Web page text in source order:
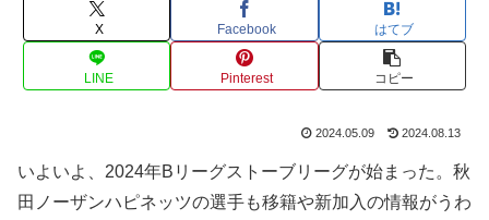
X Facebook はてブ
LINE Pinterest コピー
2024.05.09 2024.08.13
いよいよ、2024年Bリーグストーブリーグが始まった。秋
田ノーザンハピネッツの選手も移籍や新加入の情報がうわ